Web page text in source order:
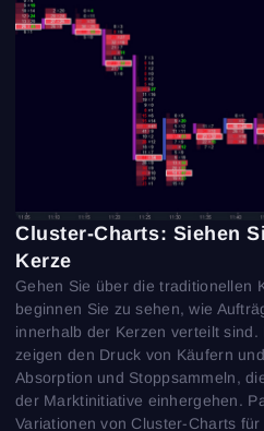
Cluster-Charts: Siehen
Kerze
Gehen Sie über die traditionellen
beginnen Sie zu sehen, wie
innerhalb der Kerzen verteilt
zeigen den Druck von Käufern
Absorption und Stoppsammeln,
der Marktinitiative einhergehen.
Variationen von Cluster-Charts